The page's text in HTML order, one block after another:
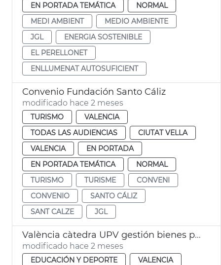
EN PORTADA TEMÁTICA
NORMAL
MEDI AMBIENT
MEDIO AMBIENTE
JGL
ENERGIA SOSTENIBLE
EL PERELLONET
ENLLUMENAT AUTOSUFICIENT
Convenio Fundación Santo Cáliz
modificado hace 2 meses
TURISMO
VALENCIA
TODAS LAS AUDIENCIAS
CIUTAT VELLA
VALENCIA
EN PORTADA
EN PORTADA TEMÁTICA
NORMAL
TURISMO
TURISME
CONVENI
CONVENIO
SANTO CÁLIZ
SANT CALZE
JGL
València càtedra UPV gestión bienes públicos
modificado hace 2 meses
EDUCACIÓN Y DEPORTE
VALENCIA